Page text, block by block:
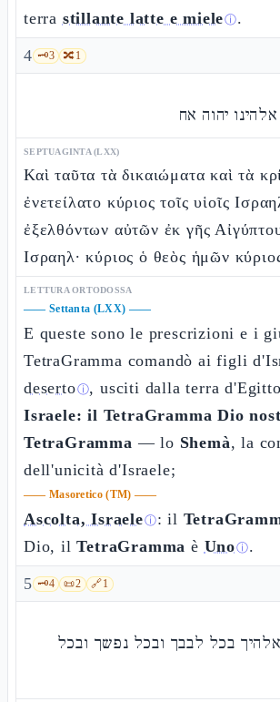
terra stillante latte e mieleⓘ.
4 🗝️3 🔀1
יהוה אח
SEPTUAGINTA (LXX)
Καὶ ταῦτα τὰ δικαιώματα καὶ τὰ
ἐνετείλατο κύριος τοῖς υἱοῖς
ἐξελθόντων αὐτῶν ἐκ γῆς
Ισραηλ· κύριος ὁ θεὸς ἡμῶν κύριος
LETTURA ORTODOSSA
—— Settanta (LXX) ——
E queste sono le prescrizioni e i
TetraGramma comandò ai figli
desertoⓘ, usciti dalla terra
Israele: il TetraGramma Dio
TetraGramma — lo Shemà, la
dell'unicità d'Israele;
—— Masoretico (TM) ——
Ascolta, Israeleⓘ: il
Dio, ilTetraGramma è Unoⓘ.
5 🗝️4 📜2 🔗1
בכל לבבך ובכל נפשך ובכל